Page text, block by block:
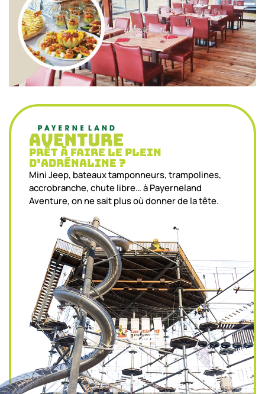
Prêt à faire le plein
d’adrénaline ?
Mini Jeep, bateaux tamponneurs, trampolines,
accrobranche, chute libre… à Payerneland
Aventure, on ne sait plus où donner de la tête.